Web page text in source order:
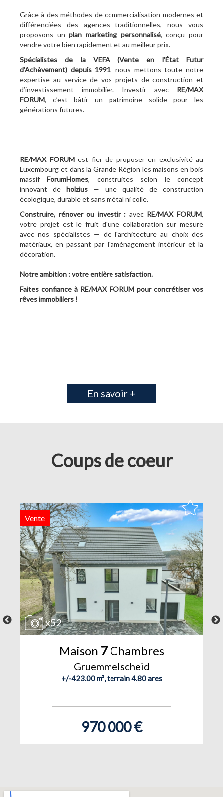
Grâce à des méthodes de commercialisation modernes et
différenciées des agences traditionnelles, nous vous
proposons unplan marketing personnalisé, conçu pour
vendre votre bien rapidement et au meilleur prix.
Spécialistes de la VEFA (Vente en l'État Futur
d'Achèvement) depuis 1991, nous mettons toute notre
expertise au service de vos projets de construction et
d’investissement immobilier. Investir avec RE/MAX
FORUM, c’est bâtir un patrimoine solide pour les
générations futures.
RE/MAX FORUMest fier de proposer en exclusivité au
Luxembourg et dans la Grande Région les maisons en bois
massifForumHomes, construites selon le concept
innovant deholzius — une qualité de construction
écologique, durable et sans métal ni colle.
Construire, rénover ou investir : avec RE/MAX FORUM,
votre projet est le fruit d'une collaboration sur mesure
avec nos spécialistes — de l'architecture au choix des
matériaux, en passant par l'aménagement intérieur et la
décoration.
Notre ambition : votre entière satisfaction.
Faites confiance à RE/MAX FORUM pour concrétiser vos
rêves immobiliers !
En savoir +
Coups de coeur
x52
Vente
Maison 7Chambres
Gruemmelscheid
+/-423.00 m², terrain 4.80 ares
970 000 €